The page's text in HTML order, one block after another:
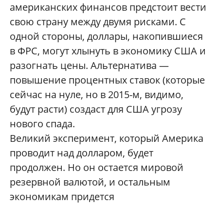
американских финансов предстоит вести
свою страну между двумя рисками. С
одной стороны, доллары, накопившиеся
в ФРС, могут хлынуть в экономику США и
разогнать цены. Альтернатива —
повышение процентных ставок (которые
сейчас на нуле, но в 2015-м, видимо,
будут расти) создаст для США угрозу
нового спада.
Великий эксперимент, который Америка
проводит над долларом, будет
продолжен. Но он остается мировой
резервной валютой, и остальным
экономикам придется